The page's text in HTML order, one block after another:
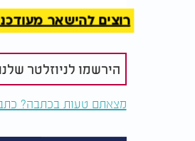
יוסף". הרב פנה אל
גרשון', על שמו של מרן
רוצים להישאר
הירשמו לניוזלטר
מצאתם טעות בכתבה?